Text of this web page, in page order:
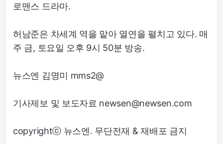
로맨스 드라마.
허남준은 차세계 역을 맡아 열연을 펼치고 있다. 매
주 금, 토요일 오후 9시 50분 방송.
뉴스엔 김명미 mms2@
기사제보 및 보도자료 newsen@newsen.com
copyrightⓒ 뉴스엔. 무단전재 & 재배포 금지